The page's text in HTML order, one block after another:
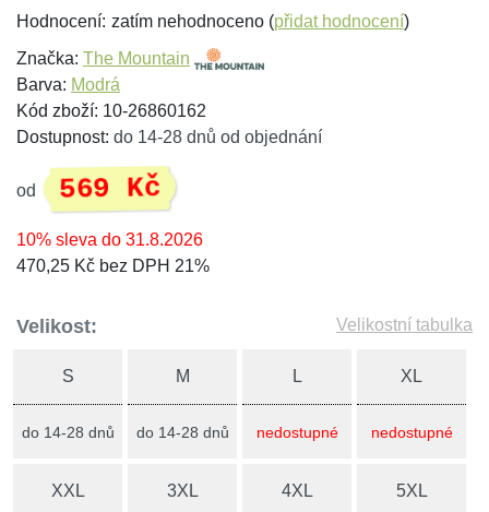
Hodnocení: zatím nehodnoceno (přidat hodnocení)
Značka: The Mountain
Barva: Modrá
Kód zboží: 10-26860162
Dostupnost: do 14-28 dnů od objednání
od 569 Kč
10% sleva do 31.8.2026
470,25 Kč bez DPH 21%
Velikost: Velikostní tabulka
S
do 14-28 dnů
M
do 14-28 dnů
L
nedostupné
XL
nedostupné
XXL 3XL 4XL 5XL